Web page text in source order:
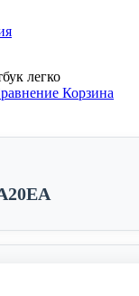
легко
Корзина